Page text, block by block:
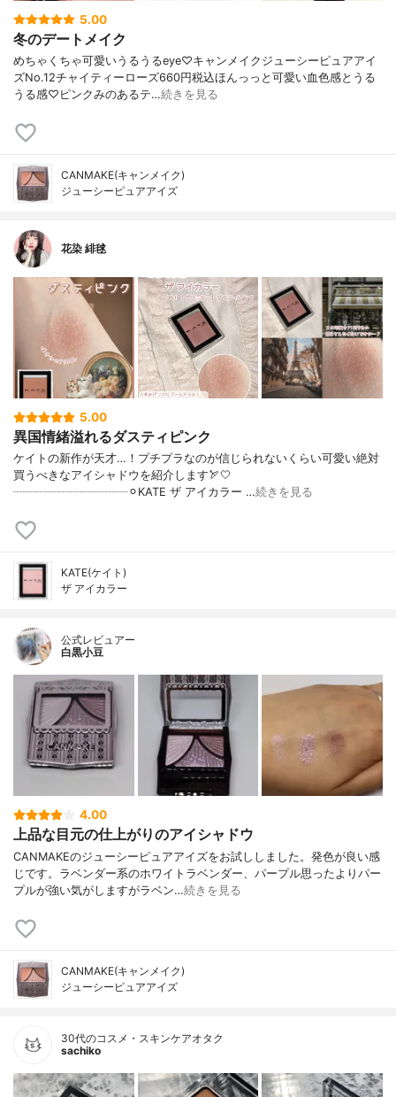
5.00
冬のデートメイク
めちゃくちゃ可愛いうるうるeye♡キャンメイクジューシーピュアアイ
ズNo.12チャイティーローズ660円税込ほんっっと可愛い血色感とうる
うる感♡ピンクみのあるテ…続きを見る
CANMAKE(キャンメイク)
ジューシーピュアアイズ
花染 緋毬
5.00
異国情緒溢れるダスティピンク
ケイトの新作が天才…！プチプラなのが信じられないくらい可愛い絶対
買うべきなアイシャドウを紹介します🏹🤍
┈┈┈┈┈┈┈┈┈┈⚪︎KATE ザ アイカラー …続きを見る
KATE(ケイト)
ザ アイカラー
公式レビュアー
白黒小豆
4.00
上品な目元の仕上がりのアイシャドウ
CANMAKEのジューシーピュアアイズをお試ししました。発色が良い感
じです。ラベンダー系のホワイトラベンダー、パープル思ったよりパー
プルが強い気がしますがラベン…続きを見る
CANMAKE(キャンメイク)
ジューシーピュアアイズ
30代のコスメ・スキンケアオタク
sachiko